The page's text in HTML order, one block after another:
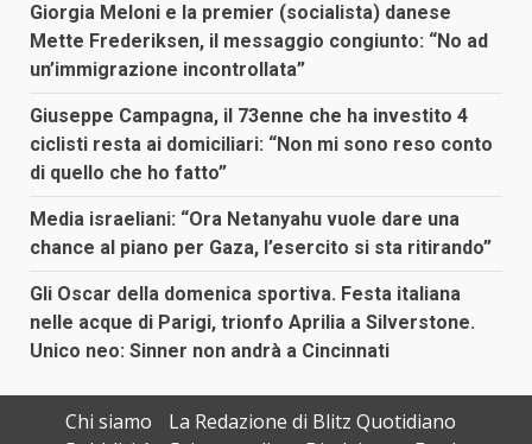
Giorgia Meloni e la premier (socialista) danese
Mette Frederiksen, il messaggio congiunto: “No ad
un’immigrazione incontrollata”
Giuseppe Campagna, il 73enne che ha investito 4
ciclisti resta ai domiciliari: “Non mi sono reso conto
di quello che ho fatto”
Media israeliani: “Ora Netanyahu vuole dare una
chance al piano per Gaza, l’esercito si sta ritirando”
Gli Oscar della domenica sportiva. Festa italiana
nelle acque di Parigi, trionfo Aprilia a Silverstone.
Unico neo: Sinner non andrà a Cincinnati
Chi siamo
La Redazione di Blitz Quotidiano